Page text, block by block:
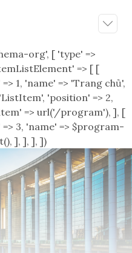
org', [ 'type' =>
=> [ [
1, 'name' => 'Trang chủ',
'position' => 2,
=> url('/program'), ], [
3, 'name' => $program-
], ], ], ])